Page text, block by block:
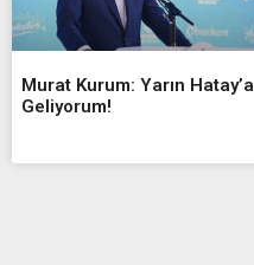
Murat Kurum: Yarın Hatay’a
Geliyorum!